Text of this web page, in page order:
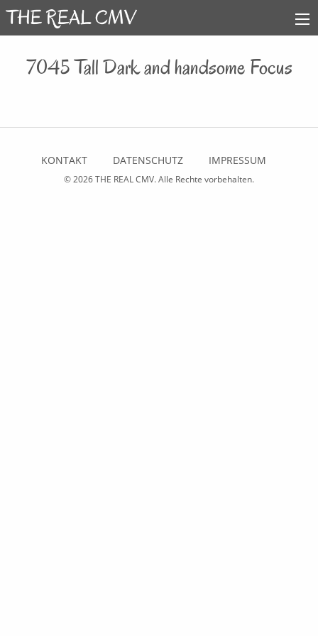
7045 Tall Dark and handsome Focus
KONTAKT DATENSCHUTZ IMPRESSUM
© 2026THE REAL CMV. Alle Rechte vorbehalten.